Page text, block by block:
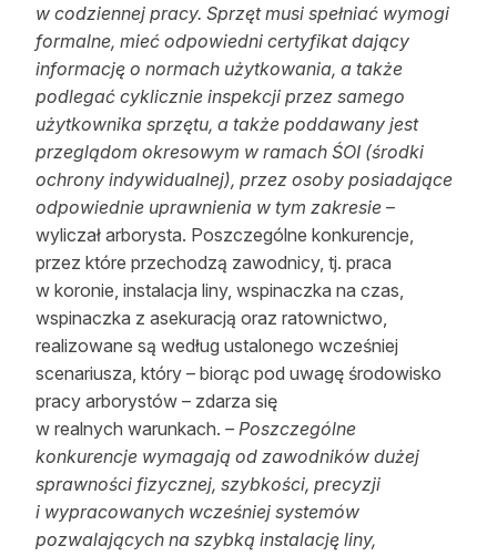
w codziennej pracy. Sprzęt musi spełniać wymogi
formalne, mieć odpowiedni certyfikat dający
informację o normach użytkowania, a także
podlegać cyklicznie inspekcji przez samego
użytkownika sprzętu, a także poddawany jest
przeglądom okresowym w ramach ŚOI (środki
ochrony indywidualnej), przez osoby posiadające
odpowiednie uprawnienia w tym zakresie –
wyliczał arborysta. Poszczególne konkurencje,
przez które przechodzą zawodnicy, tj. praca
w koronie, instalacja liny, wspinaczka na czas,
wspinaczka z asekuracją oraz ratownictwo,
realizowane są według ustalonego wcześniej
scenariusza, który – biorąc pod uwagę środowisko
pracy arborystów – zdarza się
w realnych warunkach. – Poszczególne
konkurencje wymagają od zawodników dużej
sprawności fizycznej, szybkości, precyzji
i wypracowanych wcześniej systemów
pozwalających na szybką instalację liny,